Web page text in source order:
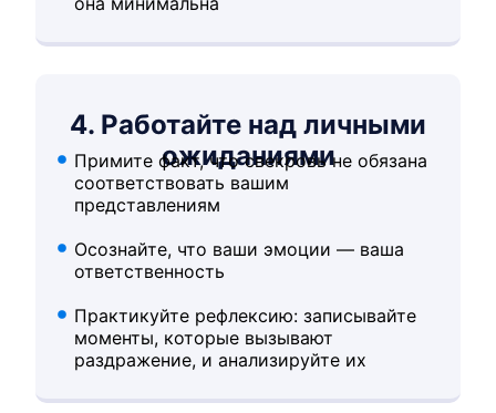
4. Работайте над личными
ожиданиями
Примите факт, что свекровь не обязана
соответствовать вашим
представлениям
Осознайте, что ваши эмоции — ваша
ответственность
Практикуйте рефлексию: записывайте
моменты, которые вызывают
раздражение, и анализируйте их